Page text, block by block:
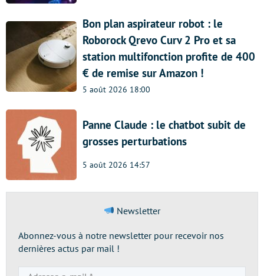
Bon plan aspirateur robot : le
Roborock Qrevo Curv 2 Pro et sa
station multifonction profite de 400
€ de remise sur Amazon !
5 août 2026 18:00
Panne Claude : le chatbot subit de
grosses perturbations
5 août 2026 14:57
Newsletter
Abonnez-vous à notre newsletter pour recevoir nos
dernières actus par mail !